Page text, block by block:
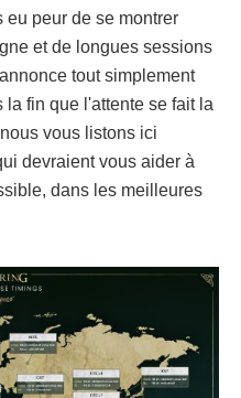
peur de se montrer
et de longues sessions
tout simplement
fin que l'attente se fait la
vous listons ici
devraient vous aider à
dans les meilleures